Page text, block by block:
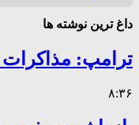
داغ ترین نوشته ها
ترامپ:
۸:۳۶